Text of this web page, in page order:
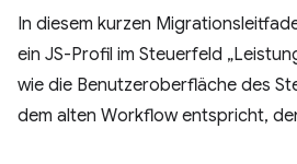
In diesem kurzen
ein JS-Profil im Steuerfeld
wie die Benutzeroberfläche des
dem alten Workflow entspricht,